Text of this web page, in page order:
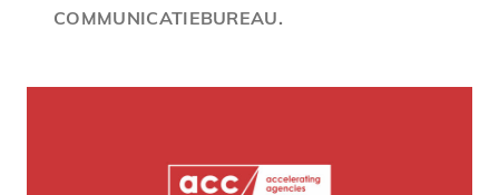
COMMUNICATIEBUREAU.